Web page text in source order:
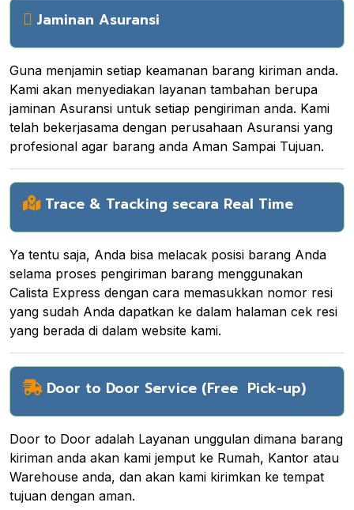
Jaminan Asuransi
Guna menjamin setiap keamanan barang kiriman anda.
Kami akan menyediakan layanan tambahan berupa
jaminan Asuransi untuk setiap pengiriman anda. Kami
telah bekerjasama dengan perusahaan Asuransi yang
profesional agar barang anda Aman Sampai Tujuan.
Trace & Tracking secara Real Time
Ya tentu saja, Anda bisa melacak posisi barang Anda
selama proses pengiriman barang menggunakan
Calista Express dengan cara memasukkan nomor resi
yang sudah Anda dapatkan ke dalam halaman cek resi
yang berada di dalam website kami.
Door to Door Service (Free Pick-up)
Door to Door adalah Layanan unggulan dimana barang
kiriman anda akan kami jemput ke Rumah, Kantor atau
Warehouse anda, dan akan kami kirimkan ke tempat
tujuan dengan aman.